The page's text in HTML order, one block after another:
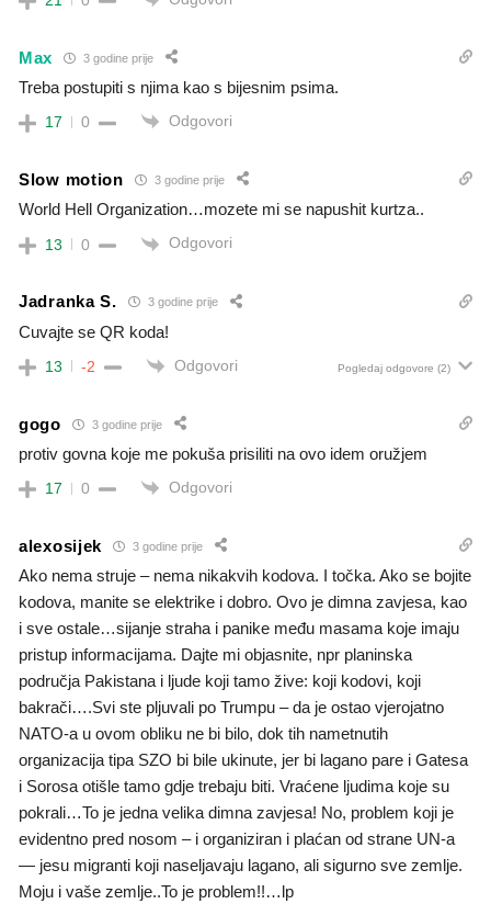
Max 3 godine prije
Treba postupiti s njima kao s bijesnim psima.
17 0 Odgovori
Slow motion 3 godine prije
World Hell Organization…mozete mi se napushit kurtza..
13 0 Odgovori
Jadranka S. 3 godine prije
Cuvajte se QR koda!
13 -2 Odgovori Pogledaj odgovore (2)
gogo 3 godine prije
protiv govna koje me pokuša prisiliti na ovo idem oružjem
17 0 Odgovori
alexosijek 3 godine prije
Ako nema struje – nema nikakvih kodova. I točka. Ako se bojite
kodova, manite se elektrike i dobro. Ovo je dimna zavjesa, kao
i sve ostale…sijanje straha i panike među masama koje imaju
pristup informacijama. Dajte mi objasnite, npr planinska
područja Pakistana i ljude koji tamo žive: koji kodovi, koji
bakrači….Svi ste pljuvali po Trumpu – da je ostao vjerojatno
NATO-a u ovom obliku ne bi bilo, dok tih nametnutih
organizacija tipa SZO bi bile ukinute, jer bi lagano pare i Gatesa
i Sorosa otišle tamo gdje trebaju biti. Vraćene ljudima koje su
pokrali…To je jedna velika dimna zavjesa! No, problem koji je
evidentno pred nosom – i organiziran i plaćan od strane UN-a
— jesu migranti koji naseljavaju lagano, ali sigurno sve zemlje.
Moju i vaše zemlje..To je problem!!…lp